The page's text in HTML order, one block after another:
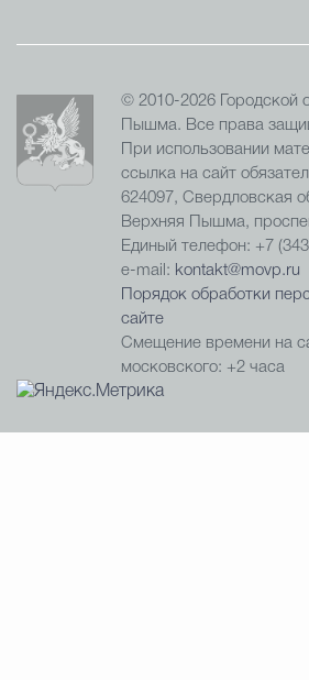
© 2010-2026 Городской
Пышма. Все права
При использовании
ссылка на сайт
624097, Свердловская
Верхняя Пышма,
Единый телефон: +7
e-mail: kontakt@movp.ru
Порядок обработки
сайте
Смещение времени на
московского: +2 часа